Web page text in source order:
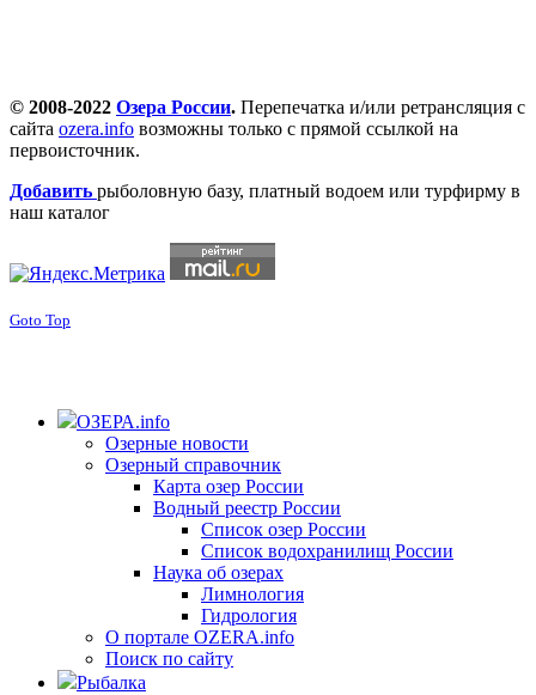
© 2008-2022 Озера России. Перепечатка и/или ретрансляция с
сайта ozera.info возможны только с прямой ссылкой на
первоисточник.
Добавить рыболовную базу, платный водоем или турфирму в
наш каталог
Goto Top
ОЗЕРА.info
Озерные новости
Озерный справочник
Карта озер России
Водный реестр России
Список озер России
Список водохранилищ России
Наука об озерах
Лимнология
Гидрология
О портале OZERA.info
Поиск по сайту
Рыбалка